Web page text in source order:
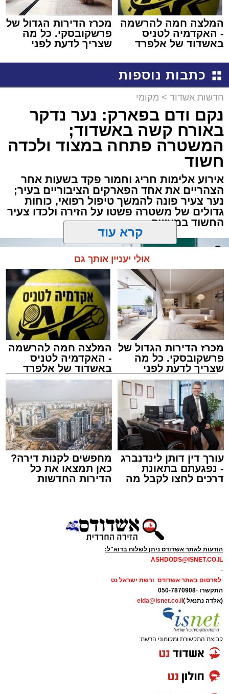
המלצה חמה להרשמה
- האקדמיה לטניס
באשדוד של אלפרד
מכרז הדירות הגדול של
פרשקובסקי. כל מה
שצריך לדעת לפני
באשדוד
כתבות נוספות
חדשות אשדוד > מקומי
נקם ודם בפארק: נער נדקר
באורח קשה באשדוד;
המשטרה פתחה במצוד ולכדה
חשוד
אירוע אלימות חריג וחמור פקד בשעות אחר
הצהריים את אחד הפארקים הציבוריים בעיר;
נער צעיר פונה להמשך טיפול רפואי, כוחות
גדולים של משטרה פשטו על הזירה ולכדו צעיר
החשוד במעשה
אילוסטרציה מעצר חשוד
מערכת האתר / 00:13 06.08.26
מעצר, אלימות, אשדוד
דרמה קשה ברחובות אשדוד: אירוע אלימות חמור
התרחש בשעות אחר הצהריים (רביעי) באחד
הפארקים המרכזיים בעיר, במהלכו נדקר נער בן
12 ונפצע.
הוזעקו למקום כוחות הצלה רבים יחד עם שוטרי
תחנת אשדוד. צוותי הרפואה שהגיעו לזירה העניקו
לנער הפצוע טיפול רפואי ראשוני בשטח, ולאחר
מכן פינו אותו לבית החולים כשמצבו מוגדר קל.
קרא עוד
אולי יעניין אותך גם
מכרז הדירות הגדול של
פרשקובסקי. כל מה
שצריך לדעת לפני
שמגישים הצעה לדירה
באשדוד
המלצה חמה להרשמה
- האקדמיה לטניס
באשדוד של אלפרד
קריאולנסקי - לילדים
עורך דין דותן לינדנברג
- נפגעתם בתאונת
דרכים לחצו לקבל מה
מחפשים לקנות דירה?
כאן תמצאו את כל
הדירות החדשות
הודעות לאתר אשדודס ניתן לשלוח בדוא"ל:
ASHDODS@ISNET.CO.IL
-
לפרסום באתר אשדודס ורשת ישראל נט
התקשרו -
050-7870908
(אלדה נתנאל )elda@isnet.co.il
קבוצת התקשורת ומקומוני הרשת: